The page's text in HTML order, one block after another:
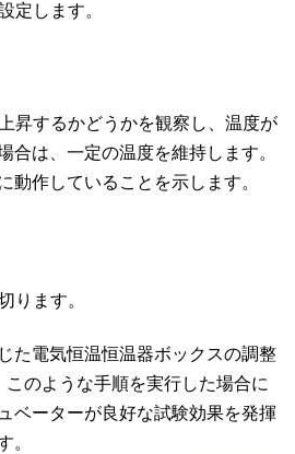
定します。
昇するかどうかを観察し、温度が
合は、一定の温度を維持します。
動作していることを示します。
ります。
た電気恒温恒温器ボックスの調整
のような手順を実行した場合に
ベーターが良好な試験効果を発揮
。